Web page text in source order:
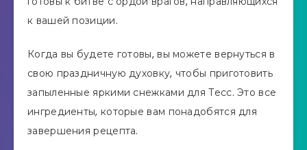
к вашей позиции.
Когда вы будете готовы, вы можете вернуться в
свою праздничную духовку, чтобы приготовить
запыленные яркими снежками для Тесс. Это все
ингредиенты, которые вам понадобятся для
завершения рецепта.